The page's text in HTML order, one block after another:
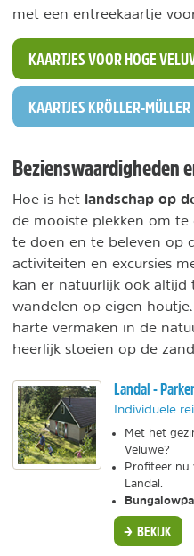
met een entreekaartje
KAARTJES VOOR HOGE
KAARTJES KRÖLLER-MÜLLER
Bezienswaardigheden
Hoe is het landschap op
de mooiste plekken om te
te doen en te beleven op
activiteiten en excursies
kan er natuurlijk ook
wandelen op eigen
harte vermaken in de
heerlijk stoeien op de
Landal -
Individuele
Met het
Veluwe?
Profiteer nu
Landal.
BEKIJK